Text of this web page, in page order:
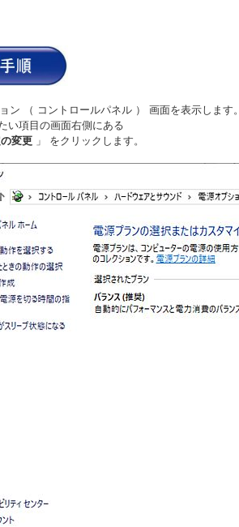
ン （ コントロールパネル ） 画面を表示します。
い項目の画面右側にある
変更 」 をクリックします。